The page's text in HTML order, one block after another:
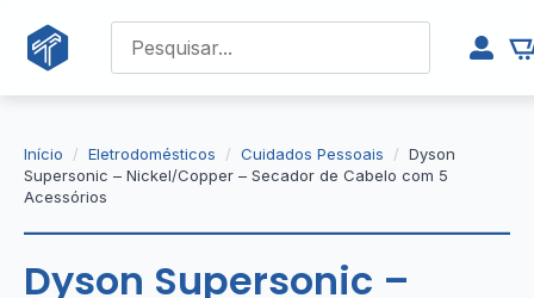
Início Eletrodomésticos Cuidados Pessoais
Dyson
Supersonic – Nickel/Copper – Secador de Cabelo com 5
Acessórios
Dyson Supersonic –